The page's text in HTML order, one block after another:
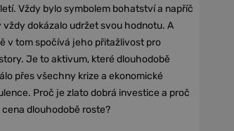
Vždy bylo symbolem bohatství a napříč
vždy dokázalo udržet svou hodnotu. A
v tom spočívá jeho přitažlivost pro
Je to aktivum, které dlouhodobě
přes všechny krize a ekonomické
Proč je zlato dobrá investice a proč
dlouhodobě roste?